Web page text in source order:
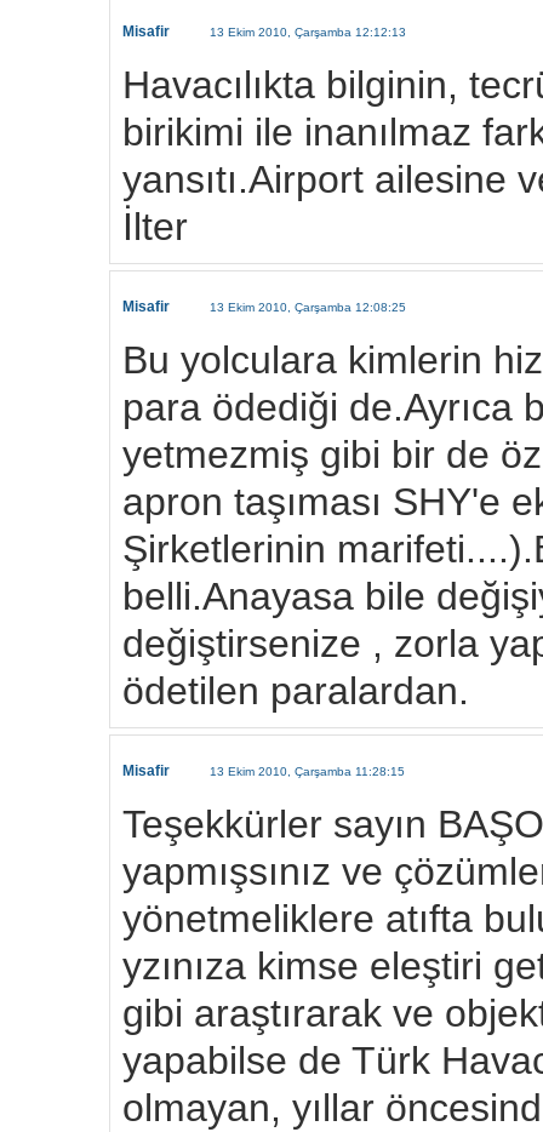
Misafir 13 Ekim 2010, Çarşamba 12:12:13
Havacılıkta bilginin,
birikimi ile inanılmaz
yansıtı.Airport ailesine
İlter
Misafir 13 Ekim 2010, Çarşamba 12:08:25
Bu yolculara kimlerin
para ödediği de.Ayrıca
yetmezmiş gibi bir de
apron taşıması SHY'e
Şirketlerinin
belli.Anayasa bile
değiştirsenize , zorla
ödetilen paralardan.
Misafir 13 Ekim 2010, Çarşamba 11:28:15
Teşekkürler sayın
yapmışsınız ve
yönetmeliklere atıfta
yzınıza kimse eleştiri
gibi araştırarak ve
yapabilse de Türk
olmayan, yıllar